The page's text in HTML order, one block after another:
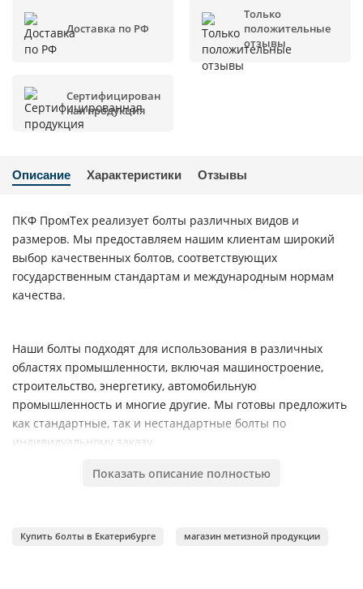
Доставка по РФ
Только
положительные
отзывы
Сертифицирован
ная продукция
Описание Характеристики Отзывы
ПКФ ПромТех реализует болты различных видов и
размеров. Мы предоставляем нашим клиентам широкий
выбор качественных болтов, соответствующих
государственным стандартам и международным нормам
качества.
Наши болты подходят для использования в различных
областях промышленности, включая машиностроение,
строительство, энергетику, автомобильную
промышленность и многие другие. Мы готовы предложить
как стандартные, так и нестандартные болты по
индивидуальному заказу.
и конкурентоспособные цены.
Показать описание полностью
Купить болты в Екатерибурге магазин метизной продукции